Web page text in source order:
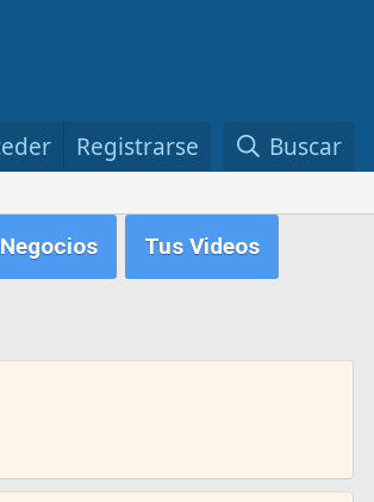
Registrarse Buscar
Negocios Tus Videos